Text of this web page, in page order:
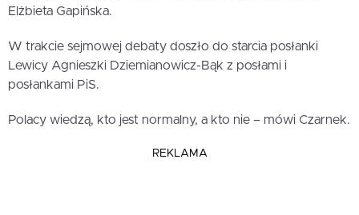
Elżbieta Gapińska.
W trakcie sejmowej debaty doszło do starcia posłanki
Lewicy Agnieszki Dziemianowicz-Bąk z posłami i
posłankami PiS.
Polacy wiedzą, kto jest normalny, a kto nie – mówi Czarnek.
REKLAMA